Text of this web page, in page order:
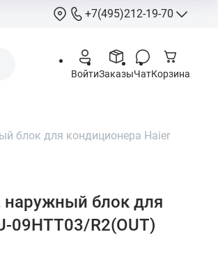
+7(495)212-19-70
info@hcstore.ru
Выходные:
шоссе 130, корп.
ВойтиЗаказыЧатКорзина
блок для кондиционера Haier
блок для
09HTT03/R2(OUT)